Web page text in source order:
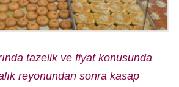
tazelik ve fiyat konusunda
reyonundan sonra kasap